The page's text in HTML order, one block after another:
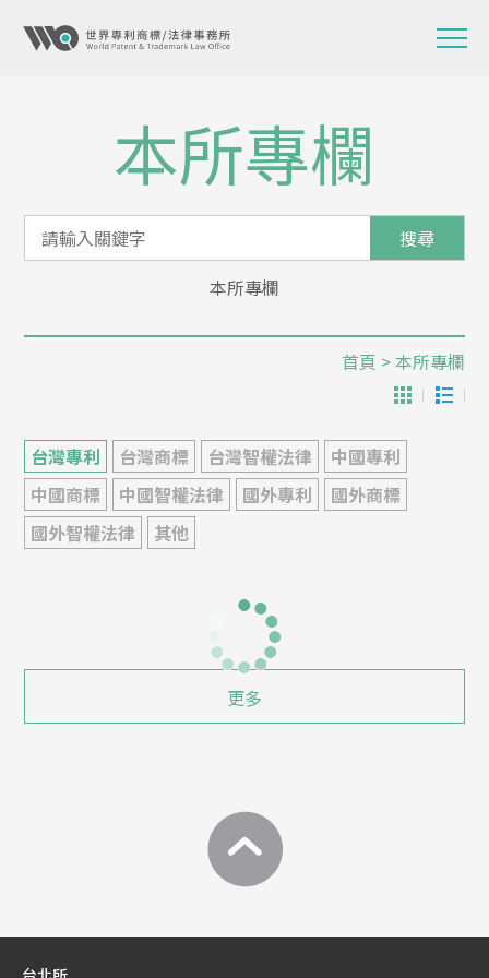
本所專欄
搜尋
本所專欄
首頁 > 本所專欄
台灣專利 台灣商標 台灣智權法律
中國專利
中國商標
中國智權法律 國外專利
國外商標
國外智權法律
其他
更多